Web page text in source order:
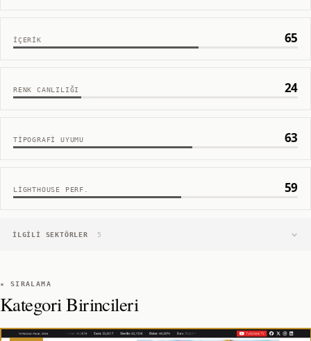
İÇERIK 65
RENK CANLILIĞI 24
TIPOGRAFI UYUMU 63
LIGHTHOUSE PERF. 59
İLGILI SEKTÖRLER 5
★ SIRALAMA
Kategori Birincileri